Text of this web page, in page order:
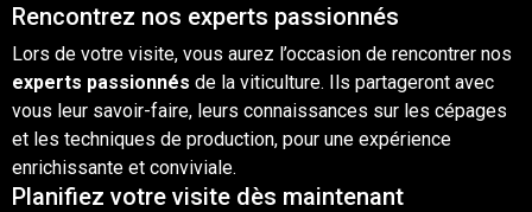
Rencontrez nos experts passionnés
Lors de votre visite, vous aurez l’occasion de rencontrer nos
experts passionnés de la viticulture. Ils partageront avec
vous leur savoir-faire, leurs connaissances sur les cépages
et les techniques de production, pour une expérience
enrichissante et conviviale.
Planifiez votre visite dès maintenant